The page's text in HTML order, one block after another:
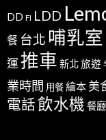
DD FI LDD
餐 台北 哺乳室
運推車 新北旅遊
業時間 用餐繪本 美
電話飲水機 餐廳